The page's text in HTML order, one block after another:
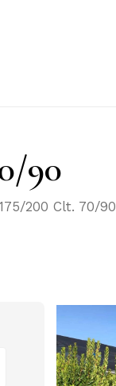
90
200 Clt. 70/90